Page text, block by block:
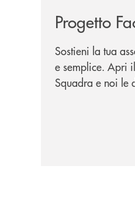
Progetto
Sostieni la tua
e semplice. Apri
Squadra e noi le